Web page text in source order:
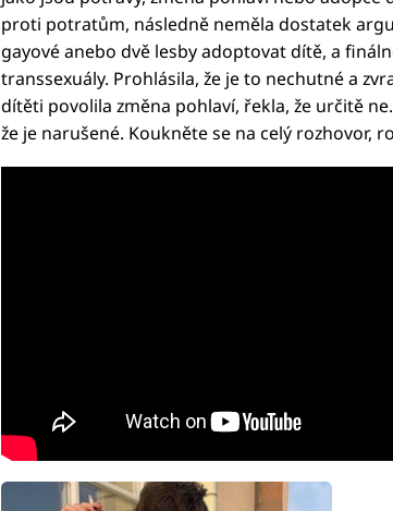
proti potratům, následně neměla dostatek
gayové anebo dvě lesby adoptovat dítě, a
transsexuály. Prohlásila, že je to nechutné a
dítěti povolila změna pohlaví, řekla, že určitě
že je narušené. Koukněte se na celý rozhovor,